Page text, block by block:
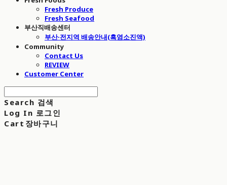
Fresh Produce
Fresh Seafood
부산직배송센터
부산·전지역 배송안내(흑염소진액)
Community
Contact Us
REVIEW
Customer Center
Search 검색
Log In 로그인
Cart 장바구니